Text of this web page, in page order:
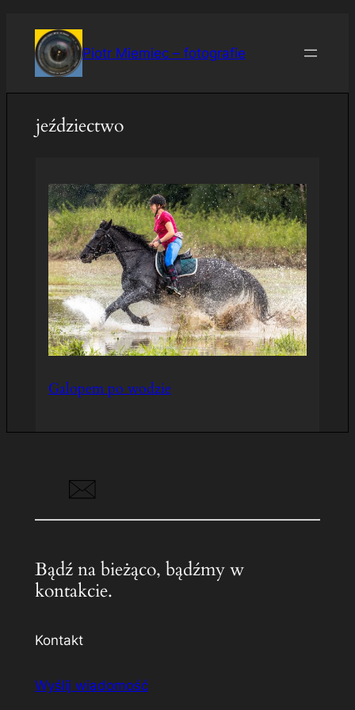
treści
Piotr Miemiec – fotografie
jeździectwo
Galopem po wodzie
Bądź na bieżąco, bądźmy w
kontakcie.
Kontakt
Wyślij wiadomość